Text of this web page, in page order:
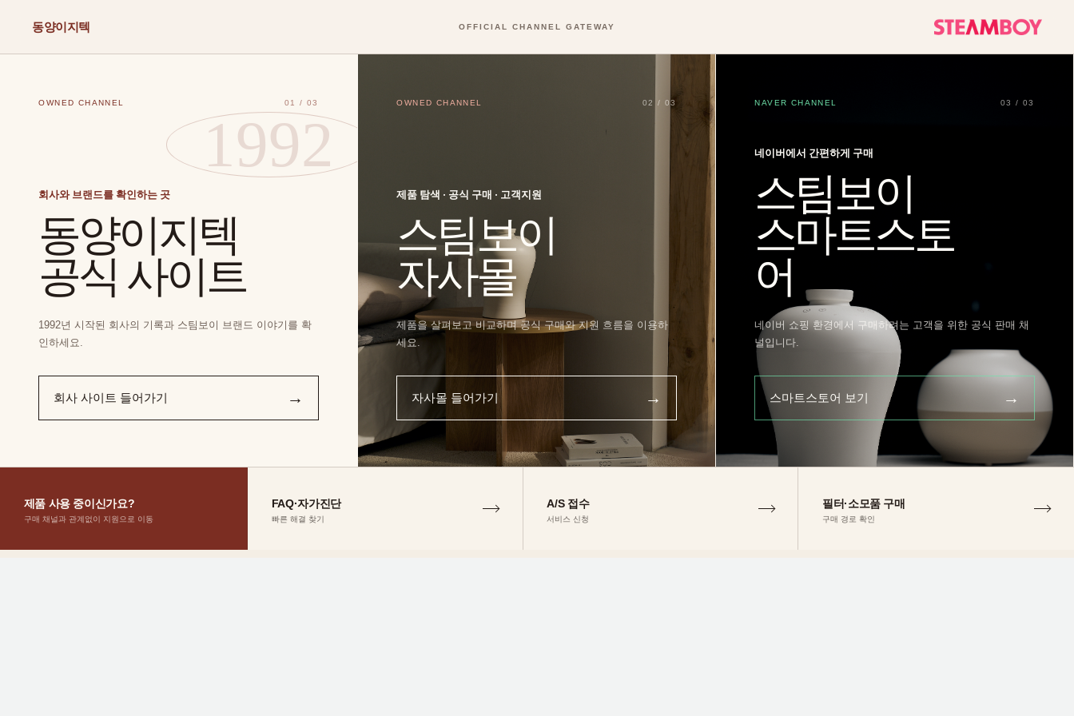
동양이지텍 OFFICIAL CHANNEL GATEWAY
OWNED CHANNEL 01 / 03
회사와 브랜드를 확인하는 곳
동양이지텍
공식 사이트
1992년 시작된 회사의 기록과 스팀보이 브랜드 이야기를 확
인하세요.
회사 사이트 들어가기 →
OWNED CHANNEL 02 / 03
제품 탐색 · 공식 구매 · 고객지원
스팀보이
자사몰
제품을 살펴보고 비교하며 공식 구매와 지원 흐름을 이용하
세요.
자사몰 들어가기 →
NAVER CHANNEL 03 / 03
네이버에서 간편하게 구매
스팀보이
스마트스토
어
네이버 쇼핑 환경에서 구매하려는 고객을 위한 공식 판매 채
널입니다.
스마트스토어 보기 →
제품 사용 중이신가요?
구매 채널과 관계없이 지원으로 이동
FAQ·자가진단
빠른 해결 찾기
A/S 접수
서비스 신청
필터·소모품 구매
구매 경로 확인